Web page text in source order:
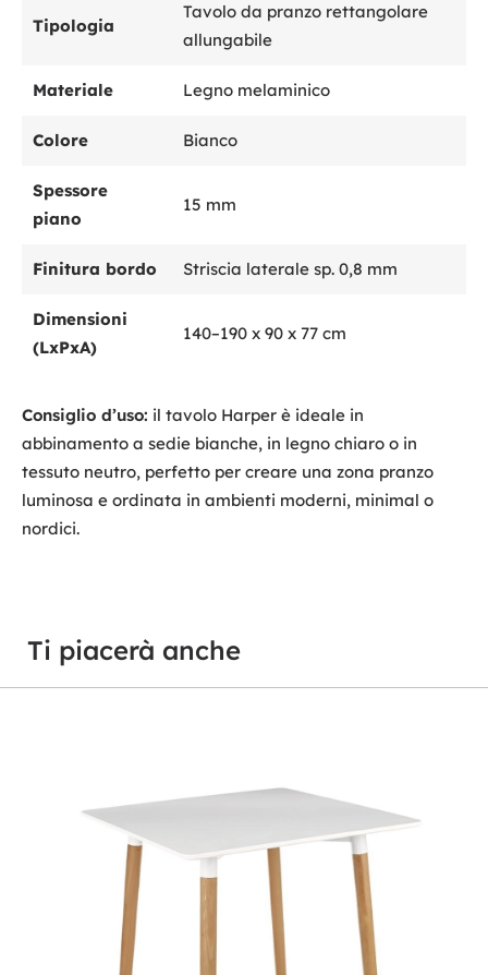
Tipologia
Tavolo da pranzo rettangolare
allungabile
Materiale Legno melaminico
Colore Bianco
Spessore
piano
15 mm
Finitura bordo Striscia laterale sp. 0,8 mm
Dimensioni
(LxPxA)
140–190 x 90 x 77 cm
Consiglio d’uso: il tavolo Harper è ideale in
abbinamento a sedie bianche, in legno chiaro o in
tessuto neutro, perfetto per creare una zona pranzo
luminosa e ordinata in ambienti moderni, minimal o
nordici.
Ti piacerà anche